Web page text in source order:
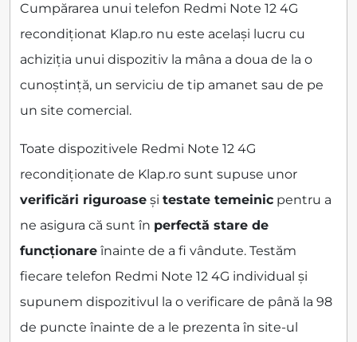
Cumpărarea unui telefon Redmi Note 12 4G
recondiționat Klap.ro nu este același lucru cu
achiziția unui dispozitiv la mâna a doua de la o
cunoștință, un serviciu de tip amanet sau de pe
un site comercial.
Toate dispozitivele Redmi Note 12 4G
recondiționate de Klap.ro sunt supuse unor
verificări riguroase și testate temeinic pentru a
ne asigura că sunt în perfectă stare de
funcționare înainte de a fi vândute. Testăm
fiecare telefon Redmi Note 12 4G individual și
supunem dispozitivul la o verificare de până la 98
de puncte înainte de a le prezenta în site-ul